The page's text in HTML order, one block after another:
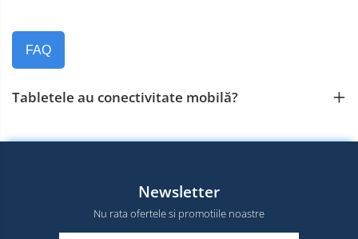
FAQ
Tabletele au conectivitate mobilă?
Newsletter
Nu rata ofertele si promotiile noastre